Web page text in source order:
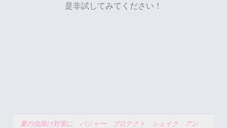
是非試してみてください！
夏の虫除け対策に バジャー プロテクト シェイク アン